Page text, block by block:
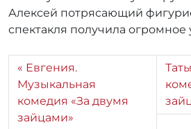
r
_
n
Алексей потрясающий
спектакля получила огромное
Евгения.
Музыкальная
комедия «За двумя
зайцами»